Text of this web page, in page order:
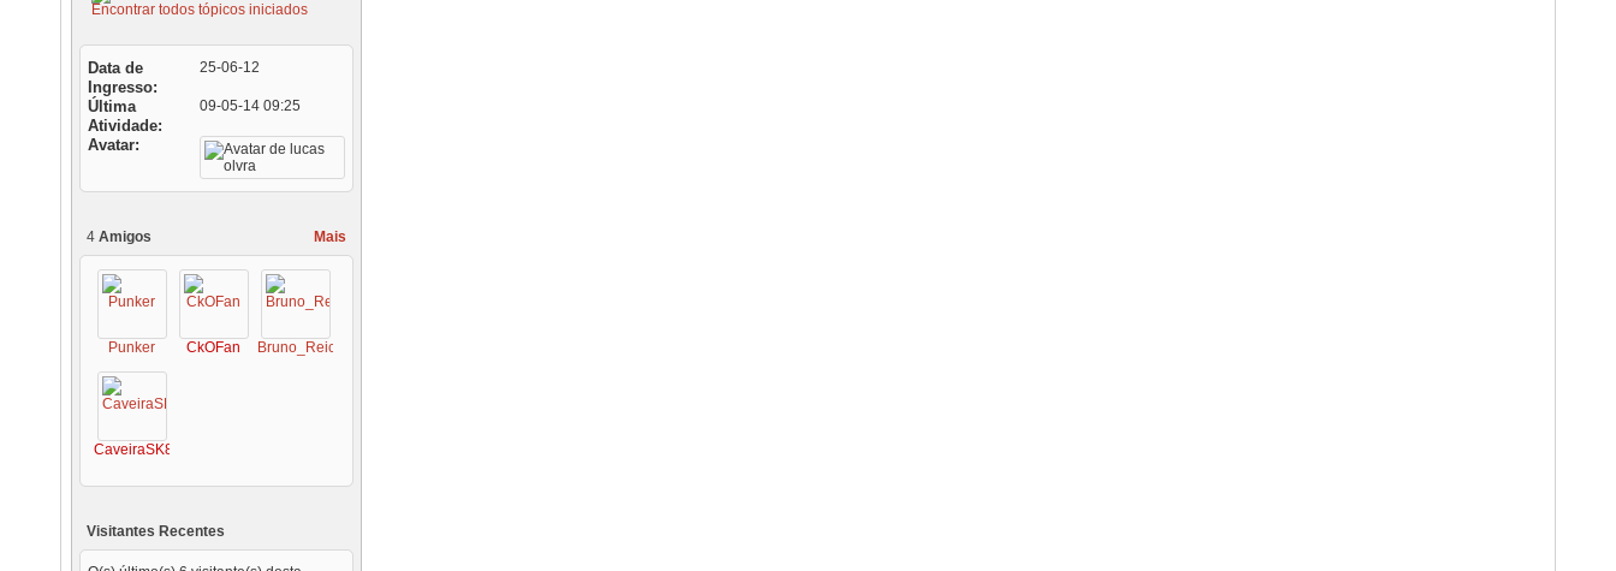
Encontrar todos tópicos iniciados
Data de
Ingresso
25-06-12
Última
Atividade
09-05-14 09:25
Avatar
Mais
4 Amigos
Punker CkOFan Bruno_Reich
CaveiraSK8
Visitantes Recentes